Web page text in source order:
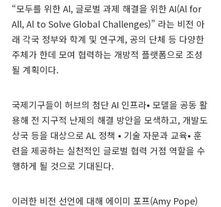
“모두를 위한 Al, 글로벌 과제 해결을 위한 AI(Al for
All, Al to Solve Global Challenges)” 라는 비전 아
래 각국 정부와 학계 및 연구계, 공의 단체 등 다양한
주체가 한데 모여 협력하는 개방적 플랫폼으로 조성
될 계획이다.
국제기구들이 허브의 첨단 AI 인프라• 모델을 공동 활
용해 전 지구적 난제의 해결 방안을 모색하고, 개발도
상국 등을 대상으로 AL 정책 • 기술 자문과 교육• 훈
련을 제공하는 실천적인 글로벌 협력 거점 역할을 수
행하게 될 것으로 기대된다.
이러한 비전 선언에 대해 에이미 포프(Amy Pope)